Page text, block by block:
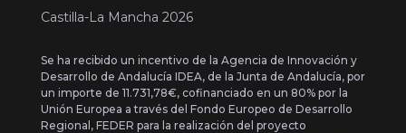
Castilla-La Mancha 2026
Se ha recibido un incentivo de la Agencia de Innovación y
Desarrollo de Andalucía IDEA, de la Junta de Andalucía, por
un importe de 11.731,78€, cofinanciado en un 80% por la
Unión Europea a través del Fondo Europeo de Desarrollo
Regional, FEDER para la realización del proyecto